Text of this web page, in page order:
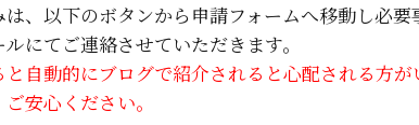
、以下のボタンから申請フォームへ移動し必要
にてご連絡させていただきます。
自動的にブログで紹介されると心配される方
安心ください。